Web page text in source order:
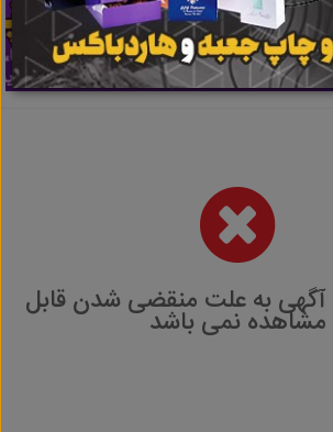
آگهی به علت منقضی شدن قابل
مشاهده نمی باشد